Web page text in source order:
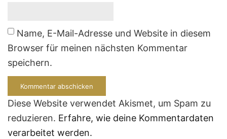
Name, E-Mail-Adresse und Website in diesem
Browser für meinen nächsten Kommentar
speichern.
Diese Website verwendet Akismet, um Spam zu
reduzieren. Erfahre, wie deine Kommentardaten
verarbeitet werden.